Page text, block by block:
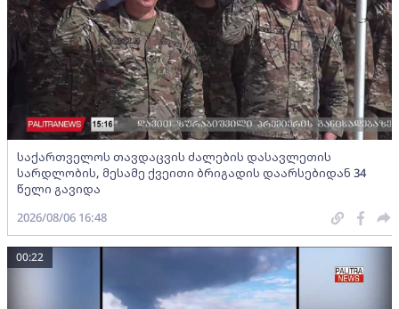
საქართველოს თავდაცვის ძალების დასავლეთის
სარდლობის, მესამე ქვეითი ბრიგადის დაარსებიდან 34
წელი გავიდა
2026/08/06 16:48
00:22